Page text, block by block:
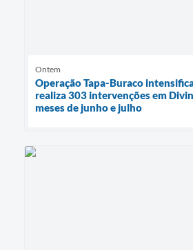
Ontem
Operação Tapa-Buraco
realiza 303 intervenções em
meses de junho e julho